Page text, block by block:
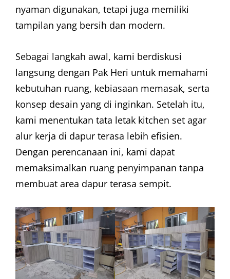
nyaman digunakan, tetapi juga memiliki
tampilan yang bersih dan modern.
Sebagai langkah awal, kami berdiskusi
langsung dengan Pak Heri untuk memahami
kebutuhan ruang, kebiasaan memasak, serta
konsep desain yang di inginkan. Setelah itu,
kami menentukan tata letak kitchen set agar
alur kerja di dapur terasa lebih efisien.
Dengan perencanaan ini, kami dapat
memaksimalkan ruang penyimpanan tanpa
membuat area dapur terasa sempit.